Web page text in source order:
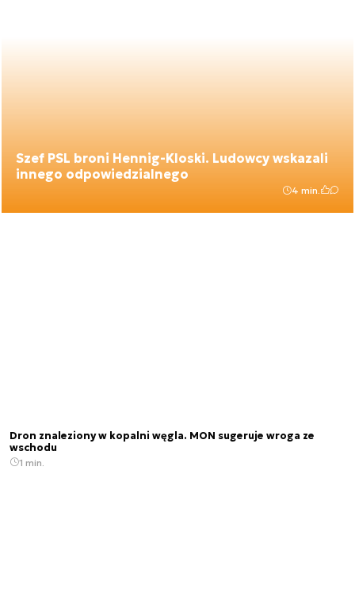
Szef PSL broni Hennig-Kloski. Ludowcy wskazali
innego odpowiedzialnego
4 min.
Dron znaleziony w kopalni węgla. MON sugeruje wroga ze
wschodu
1 min.